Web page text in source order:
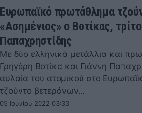
Ευρωπαϊκό πρωτάθλημα
«Ασημένιος» ο Βοτίκας,
Παπαχρηστίδης
Με δύο ελληνικά μετάλλια και
Γρηγόρη Βοτίκα και Γιάννη
αυλαία του ατομικού στο
τζούντο βετεράνων…
05 Ιουνίου 2022 03:33